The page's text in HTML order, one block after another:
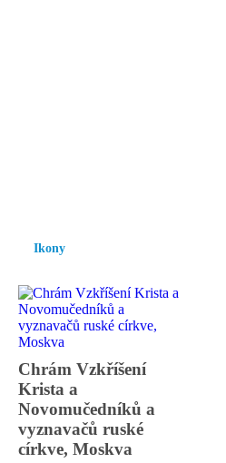
Ikony
Chrám Vzkříšení
Krista a
Novomučedníků a
vyznavačů ruské
církve, Moskva